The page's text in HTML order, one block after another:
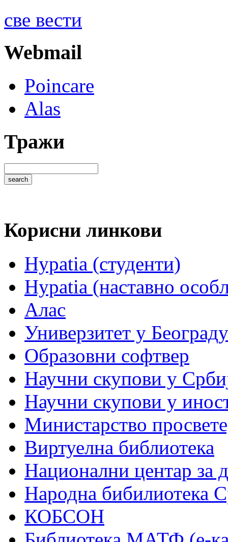
све вести
Webmail
Poincare
Alas
Тражи
Корисни линкови
Hypatia (студенти)
Hypatia (наставно
Алас
Универзитет у Београду
Образовни софтвер
Научни скупови у
Научни скупови у
Министарство
Виртуелна библиотека
Национални центар за
Народна бибилиотека
КОБСОН